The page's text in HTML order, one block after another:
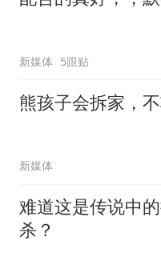
新媒体 5跟贴
熊孩子会拆家，
新媒体
难道这是传说中
杀？